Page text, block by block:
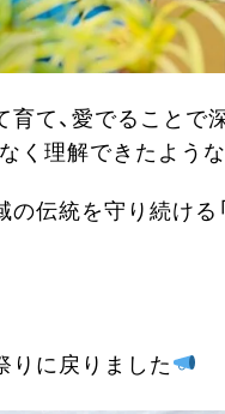
育て、愛でること
く理解できたよう
伝統を守り続ける
りに戻りました